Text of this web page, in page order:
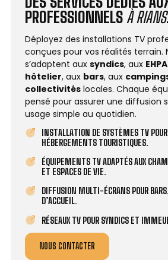
PROFESSIONNELS À RIANS
Déployez des installations TV
conçues pour vos réalités terrain.
s’adaptent aux syndics, aux
hôtelier, aux bars, aux
collectivités locales. Chaque
pensé pour assurer une diffusion
usage simple au quotidien.
INSTALLATION DE SYSTÈMES TV
HÉBERGEMENTS TOURISTIQUES.
ÉQUIPEMENTS TV ADAPTÉS AUX
ET ESPACES DE VIE.
DIFFUSION MULTI-ÉCRANS POUR
D’ACCUEIL.
RÉSEAUX TV POUR SYNDICS ET
NOUS CONTACTER